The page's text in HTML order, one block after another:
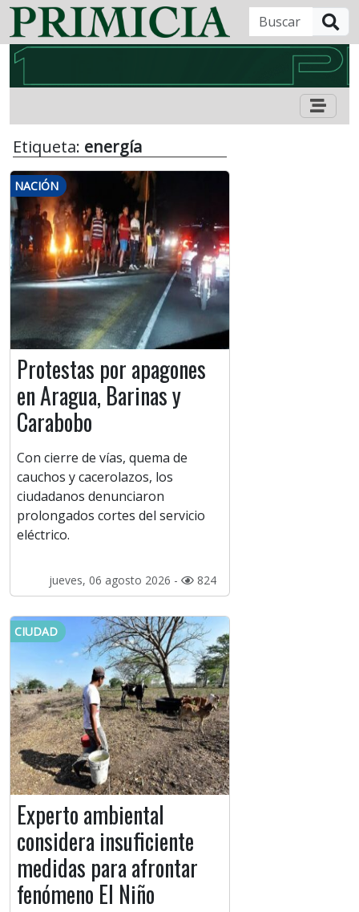
Etiqueta: energía
NACIÓN
Protestas por apagones
en Aragua, Barinas y
Carabobo
Con cierre de vías, quema de
cauchos y cacerolazos, los
ciudadanos denunciaron
prolongados cortes del servicio
eléctrico.
jueves, 06 agosto 2026 - 824
CIUDAD
Experto ambiental
considera insuficiente
medidas para afrontar
fenómeno El Niño